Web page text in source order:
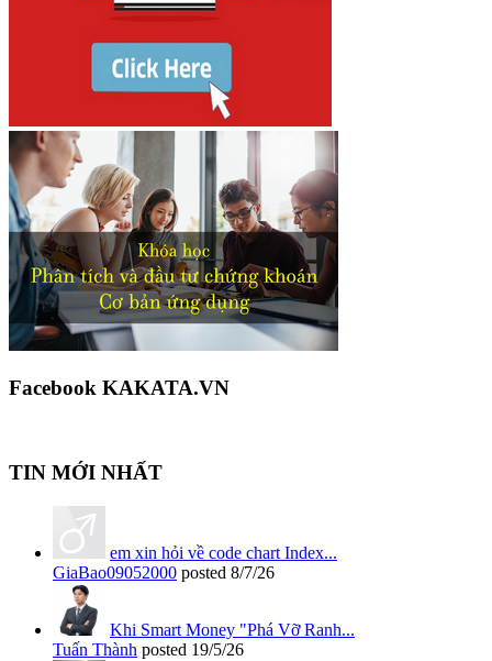
Facebook KAKATA.VN
TIN MỚI NHẤT
em xin hỏi về code chart Index...
GiaBao09052000 posted 8/7/26
Khi Smart Money "Phá Vỡ Ranh...
Tuấn Thành posted 19/5/26